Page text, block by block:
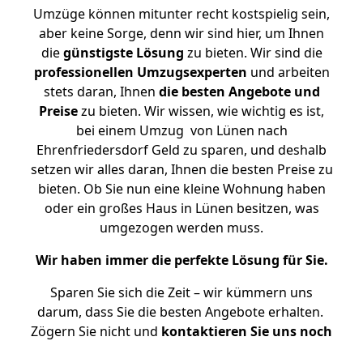
Umzüge können mitunter recht kostspielig sein,
aber keine Sorge, denn wir sind hier, um Ihnen
diegünstigste Lösung zu bieten. Wir sind die
professionellen Umzugsexperten und arbeiten
stets daran, Ihnen die besten Angebote und
Preisezu bieten. Wir wissen, wie wichtig es ist,
bei einem Umzug von Lünen nach
Ehrenfriedersdorf Geld zu sparen, und deshalb
setzen wir alles daran, Ihnen die besten Preise zu
bieten. Ob Sie nun eine kleine Wohnung haben
oder ein großes Haus in Lünen besitzen, was
umgezogen werden muss.
Wir haben immer die perfekte Lösung für Sie.
Sparen Sie sich die Zeit – wir kümmern uns
darum, dass Sie die besten Angebote erhalten.
Zögern Sie nicht und kontaktieren Sie uns noch